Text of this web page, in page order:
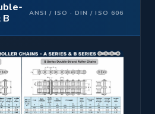
ANSI / ISO · DIN / ISO 606